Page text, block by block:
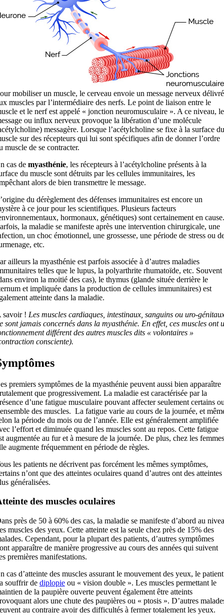
mobiliser un muscle, le cerveau envoie un message nerveux délivré
muscles par l’intermédiaire des nerfs. Le point de liaison entre le
et le nerf est appelé « jonction neuromusculaire ». A ce niveau, le
ou influx nerveux provoque la libération d’une molécule
messagère. Lorsque l’acétylcholine se fixe à la surface du
sur des récepteurs qui lui sont spécifiques afin de donner l’ordre
muscle de se contracter.
cas de myasthénie, les récepteurs à l’acétylcholine présents à la
du muscle sont détruits par les cellules immunitaires, les
alors de bien transmettre le message.
du dérèglement des défenses immunitaires est encore un
à ce jour pour les scientifiques. Plusieurs facteurs
hormonaux, génétiques) sont certainement en cause.
la maladie se manifeste après une intervention chirurgicale, une
un choc émotionnel, une grossesse, une période de stress ou
etc.
ailleurs la myasthénie est parfois associée à d’autres maladies
telles que le lupus, la polyarthrite rhumatoïde, etc. Souvent
environ la moitié des cas), le thymus (glande située derrière le
et impliquée dans la production de cellules immunitaires) est
atteinte dans la maladie.
savoir ! Les muscles cardiaques, intestinaux, sanguins ou uro-
sont jamais concernés dans la myasthénie. En effet, ces muscles ont
différent des autres muscles dits « volontaires »
consciente).
premiers symptômes de la myasthénie peuvent aussi bien apparaître
que progressivement. La maladie est caractérisée par la
d’une fatigue musculaire pouvant affecter seulement certains
des muscles. La fatigue varie au cours de la journée, et
la période du mois ou de l’année. Elle est généralement amplifiée
l’effort et diminuée quand les muscles sont au repos. Cette fatigue
augmentée au fur et à mesure de la journée. De plus, chez les
augmente fréquemment en période de règles.
les patients ne décrivent pas forcément les mêmes symptômes,
n’ont que des atteintes oculaires quand d’autres ont des atteintes
généralisées.
des muscles oculaires
près de 50 à 60% des cas, la maladie se manifeste d’abord au
muscles des yeux. Cette atteinte est la seule chez près de 15% des
Cependant, pour la plupart des patients, d’autres symptômes
apparaître de manière progressive au cours des années qui suivent
premières manifestations.
cas d’atteinte des muscles assurant le mouvement des yeux, le patient
souffrir de diplopieou « vision double ». Les muscles permettant le
de la paupière ouverte peuvent également être atteints
alors une chute des paupières ou « ptosis ». D’autres
au contraire avoir des difficultés à fermer totalement les yeux.